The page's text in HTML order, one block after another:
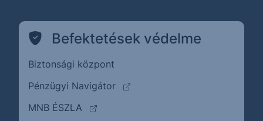
Befektetések védelme
Biztonsági központ
Pénzügyi Navigátor
(külső oldalra ugrik)
MNB ÉSZLA
(külső oldalra ugrik)